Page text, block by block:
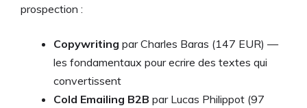
prospection :
Copywriting par Charles Baras (147 EUR) —
les fondamentaux pour ecrire des textes qui
convertissent
Cold Emailing B2B par Lucas Philippot (97